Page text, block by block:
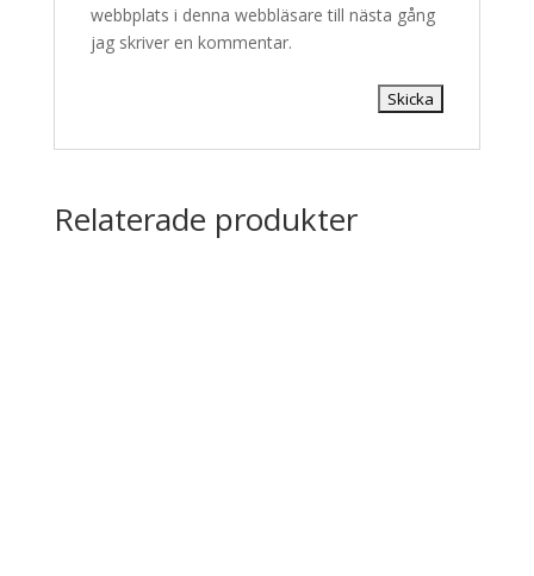
webbplats i denna webbläsare till nästa gång
jag skriver en kommentar.
Relaterade produkter